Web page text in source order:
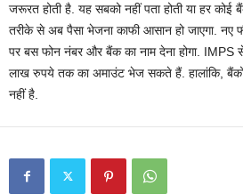
जरूरत होती है. यह सबको नहीं पता होती या हर
तरीके से अब पैसा भेजना काफी आसान हो जाएगा.
पर बस फोन नंबर और बैंक का नाम देना होगा. IMPS
लाख रुपये तक का अमाउंट भेज सकते हैं. हालांकि,
नहीं है.